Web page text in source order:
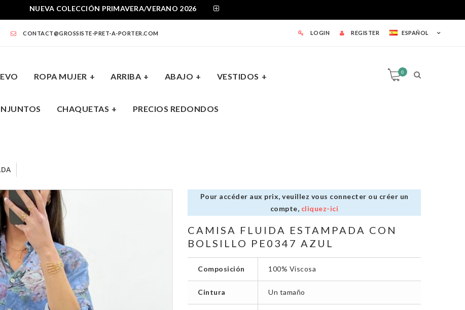
NUEVA COLECCIÓN PRIMAVERA/VERANO 2026
CONTACT@GROSSISTE-PRET-A-PORTER.COM LOGIN REGISTER ESPAÑOL
ROPA MUJER ARRIBA ABAJO VESTIDOS
CHAQUETAS PRECIOS REDONDOS
0
Pour accéder aux prix, veuillez vous connecter ou créer un
compte, cliquez-ici
CAMISA FLUIDA ESTAMPADA CON
BOLSILLO PE0347 AZUL
Composición 100% Viscosa
Cintura Un tamaño